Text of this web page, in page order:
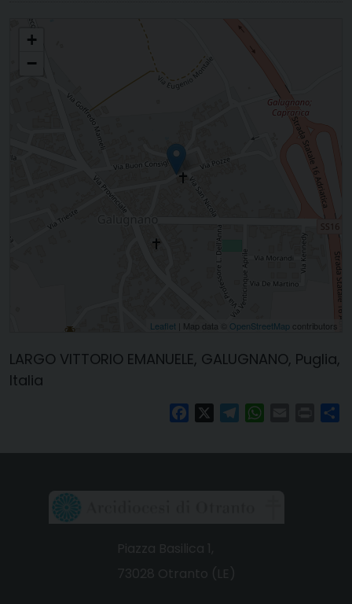
PARROCCHIA MARIA SS. IMMACOLATA
+
−
Leaflet | Map data © OpenStreetMap contributors
LARGO VITTORIO EMANUELE, GALUGNANO, Puglia,
Italia
FacebookTelegramWhatsAppPrint